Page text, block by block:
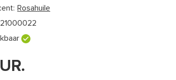
Rosahuile
21000022